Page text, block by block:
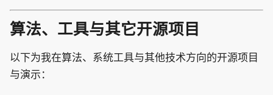
算法、工具与其它开源项目
以下为我在算法、系统工具与其他技术方向的开源项目
与演示：